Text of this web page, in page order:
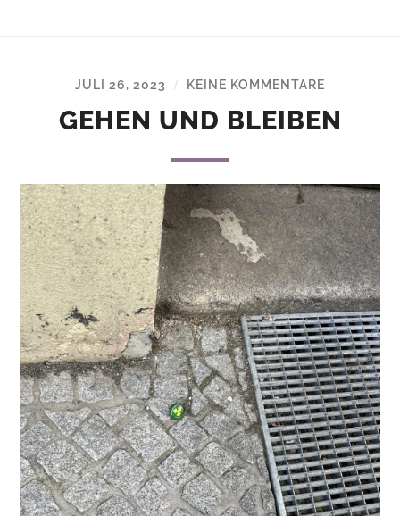
JULI 26, 2023 / KEINE KOMMENTARE
GEHEN UND BLEIBEN